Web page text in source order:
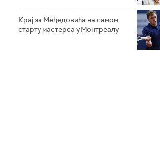
Крај за Међедовића на самом
старту мастерса у Монтреалу